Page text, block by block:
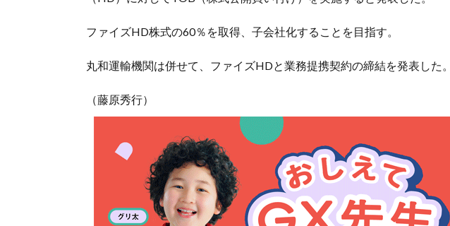
ファイズHD株式の60％を取得、子会社化することを目指す。
丸和運輸機関は併せて、ファイズHDと業務提携契約の締結を発表した。
（藤原秀行）